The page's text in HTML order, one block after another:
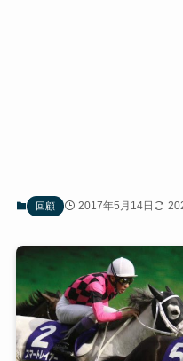
回顧 2017年5月14日